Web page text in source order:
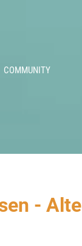
COMMUNITY
- Alte